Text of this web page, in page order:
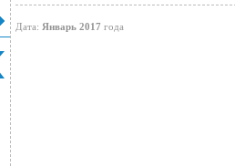
Дата: Январь 2017 года